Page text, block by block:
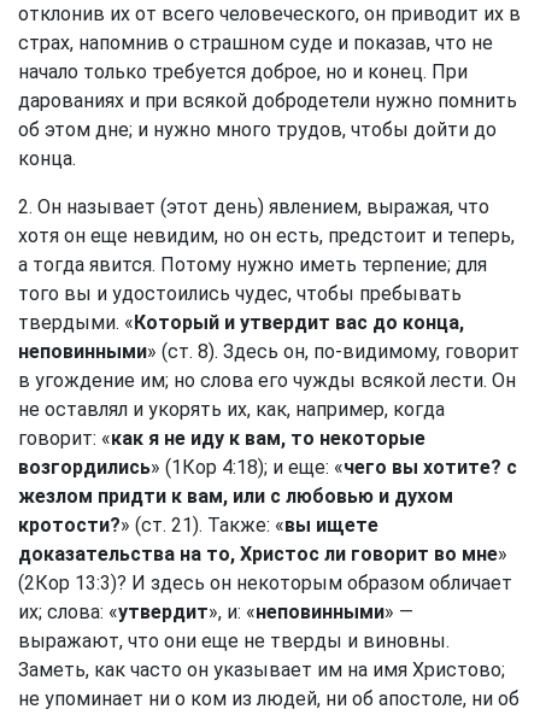
отклонив их от всего человеческого, он приводит их в
страх, напомнив о страшном суде и показав, что не
начало только требуется доброе, но и конец. При
дарованиях и при всякой добродетели нужно помнить
об этом дне; и нужно много трудов, чтобы дойти до
конца.
2. Он называет (этот день) явлением, выражая, что
хотя он еще невидим, но он есть, предстоит и теперь,
а тогда явится. Потому нужно иметь терпение; для
того вы и удостоились чудес, чтобы пребывать
твердыми. «Который и утвердит вас до конца,
неповинными» (ст. 8). Здесь он, по-видимому, говорит
в угождение им; но слова его чужды всякой лести. Он
не оставлял и укорять их, как, например, когда
говорит: «как я не иду к вам, то некоторые
возгордились» (1Кор 4:18); и еще: «чего вы хотите? с
жезлом придти к вам, или с любовью и духом
кротости?» (ст. 21). Также: «вы ищете
доказательства на то, Христос ли говорит во мне»
(2Кор 13:3)? И здесь он некоторым образом обличает
их; слова: «утвердит», и: «неповинными» —
выражают, что они еще не тверды и виновны.
Заметь, как часто он указывает им на имя Христово;
не упоминает ни о ком из людей, ни об апостоле, ни об